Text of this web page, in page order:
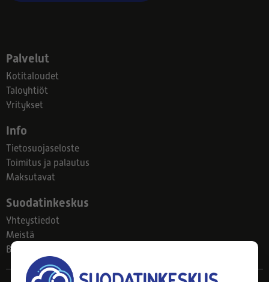
Palvelut
Kotitaloudet
Taloyhtiöt
Yritykset
Info
Tietosuojaseloste
Toimitus ja palautus
Maksutavat
Suodatinkeskus
Yhteystiedot
Meistä
Blogi